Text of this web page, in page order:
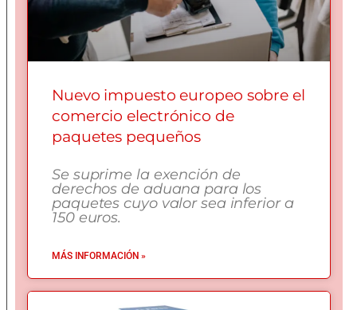
Nuevo impuesto europeo sobre el
comercio electrónico de
paquetes pequeños
Se suprime la exención de
derechos de aduana para los
paquetes cuyo valor sea inferior a
150 euros.
MÁS INFORMACIÓN »